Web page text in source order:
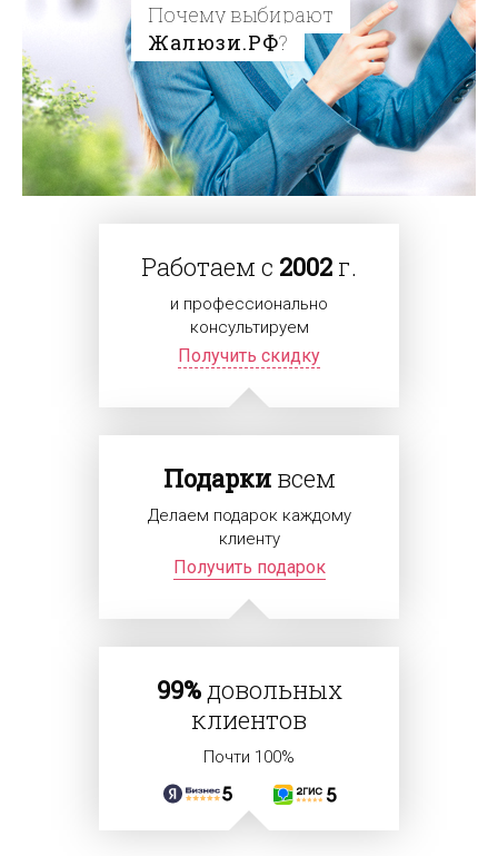
Почему выбирают
Жалюзи.РФ?
Работаем с 2002 г.
и профессионально
консультируем
Получить скидку
Подаркивсем
Делаем подарок каждому
клиенту
Получить подарок
99%довольных
клиентов
Почти 100%